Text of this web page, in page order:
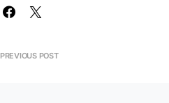
PREVIOUS POST